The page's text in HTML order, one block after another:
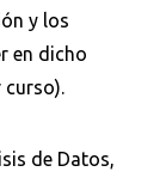
y los
en dicho
curso).
de Datos,